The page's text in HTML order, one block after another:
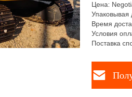
Цена:
Упаковывая
Время
Условия
Поставка